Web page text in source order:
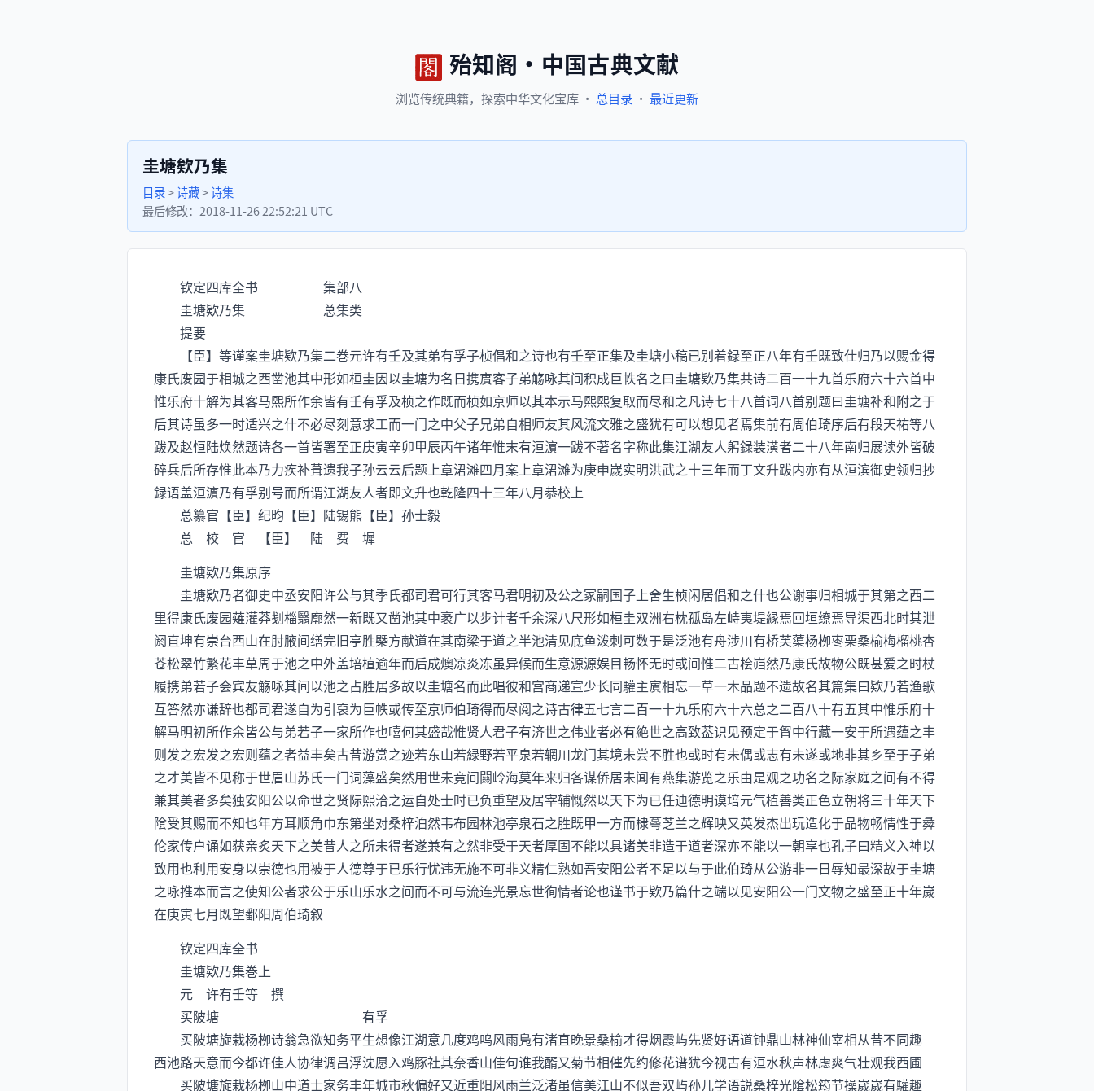
殆知阁 · 中国古典文献
浏览传统典籍， 探索中华文化宝库 · 总目录 · 最近更新
圭塘欸乃集
目录>诗藏>诗集
最后修改： 2018-11-26 22:52:21 UTC
钦定四库全书 集部八
圭塘欵乃集 总集类
提要
【臣】等谨案圭塘欵乃集二巻元许有壬及其弟有孚子桢倡和之诗也有壬至正集及圭塘小稿已别着録至正八年有壬既致仕归乃以赐金得
康氏废园于相城之西凿池其中形如桓圭因以圭塘为名日携賔客子弟觞咏其间积成巨帙名之曰圭塘欵乃集共诗二百一十九首乐府六十六首中
惟乐府十解为其客马熙所作余皆有壬有孚及桢之作既而桢如京师以其本示马熙熙复取而尽和之凡诗七十八首词八首别题曰圭塘补和附之于
后其诗虽多一时适兴之什不必尽刻意求工而一门之中父子兄弟自相师友其风流文雅之盛犹有可以想见者焉集前有周伯琦序后有段天祐等八
跋及赵恒陆焕然题诗各一首皆署至正庚寅辛卯甲辰丙午诸年惟末有洹濵一跋不著名字称此集江湖友人躬録装潢者二十八年南归展读外皆破
碎兵后所存惟此本乃力疾补葺遗我子孙云云后题上章涒滩四月案上章涒滩为庚申嵗实明洪武之十三年而丁文升跋内亦有从洹滨御史领归抄
録语盖洹濵乃有孚别号而所谓江湖友人者即文升也乾隆四十三年八月恭校上
总纂官【臣】纪昀【臣】陆锡熊【臣】孙士毅
总 校 官 【臣】 陆 费 墀
圭塘欵乃集原序
圭塘欵乃者御史中丞安阳许公与其季氏都司君可行其客马君明初及公之冢嗣国子上舍生桢闲居倡和之什也公谢事归相城于其第之西二
里得康氏废园薙灌莽刬椔翳廓然一新既又凿池其中袤广以步计者千余深八尺形如桓圭双洲右枕孤岛左峙夷堤縁焉回垣缭焉导渠西北时其泄
阏直坤有崇台西山在肘腋间缮完旧亭胜槩方献道在其南梁于道之半池清见底鱼泼刺可数于是泛池有舟涉川有桥芙蕖杨栁枣栗桑榆梅榴桃杏
苍松翠竹繁花丰草周于池之中外盖培植逾年而后成燠凉炎冻虽异候而生意源源娱目畅怀无时或间惟二古桧岿然乃康氏故物公既甚爱之时杖
履携弟若子会宾友觞咏其间以池之占胜居多故以圭塘名而此唱彼和宫商递宣少长同驩主賔相忘一草一木品题不遗故名其篇集曰欵乃若渔歌
互答然亦谦辞也都司君遂自为引裒为巨帙或传至京师伯琦得而尽阅之诗古律五七言二百一十九乐府六十六总之二百八十有五其中惟乐府十
解马明初所作余皆公与弟若子一家所作也嘻何其盛哉惟贤人君子有济世之伟业者必有絶世之高致葢识见预定于胷中行藏一安于所遇蕴之丰
则发之宏发之宏则蕴之者益丰矣古昔游赏之迹若东山若緑野若平泉若辋川龙门其境未尝不胜也或时有未偶或志有未遂或地非其乡至于子弟
之才美皆不见称于世眉山苏氏一门词藻盛矣然用世未竟间闗岭海莫年来归各谋侨居未闻有燕集游览之乐由是观之功名之际家庭之间有不得
兼其美者多矣独安阳公以命世之贤际熙洽之运自处士时已负重望及居宰辅慨然以天下为已任迪德明谟培元气植善类正色立朝将三十年天下
隂受其赐而不知也年方耳顺角巾东第坐对桑梓泊然韦布园林池亭泉石之胜既甲一方而棣蕚芝兰之辉映又英发杰出玩造化于品物畅情性于彜
伦家传户诵如获亲炙天下之美昔人之所未得者遂兼有之然非受于天者厚固不能以具诸美非造于道者深亦不能以一朝享也孔子曰精义入神以
致用也利用安身以崇德也用被于人德尊于已乐行忧违无施不可非义精仁熟如吾安阳公者不足以与于此伯琦从公游非一日辱知最深故于圭塘
之咏推本而言之使知公者求公于乐山乐水之间而不可与流连光景忘世徇情者论也谨书于欵乃篇什之端以见安阳公一门文物之盛至正十年嵗
在庚寅七月既望鄱阳周伯琦叙
钦定四库全书
圭塘欵乃集巻上
元 许有壬等 撰
买陂塘 有孚
买陂塘旋栽杨栁诗翁急欲知务平生想像江湖意几度鸡呜风雨鳬有渚直晚景桑榆才得烟霞屿先贤好语道钟鼎山林神仙宰相从昔不同趣
西池路天意而今都许佳人协律调吕浮沈愿入鸡豚社其奈香山佳句谁我醑又菊节相催先约修花谱犹今视古有洹水秋声林虑爽气壮观我西圃
买陂塘旋栽杨栁山中道士家务丰年城市秋偏好又近重阳风雨兰泛渚虽信美江山不似吾双屿孙儿学语説桑梓光隂松筠节操嵗嵗有驩趣